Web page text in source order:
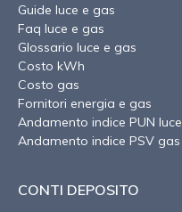
Guide luce e gas
Faq luce e gas
Glossario luce e gas
Costo kWh
Costo gas
Fornitori energia e gas
Andamento indice PUN luce
Andamento indice PSV gas
CONTI DEPOSITO